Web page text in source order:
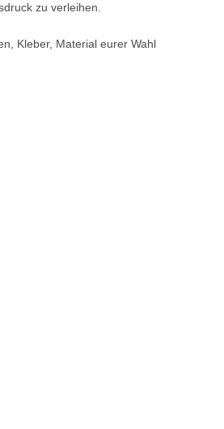
zu verleihen.
Kleber, Material eurer Wahl